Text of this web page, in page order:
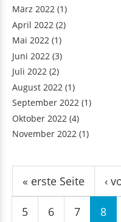
März 2022 (1)
April 2022 (2)
Mai 2022 (1)
Juni 2022 (3)
Juli 2022 (2)
August 2022 (1)
September 2022 (1)
Oktober 2022 (4)
November 2022 (1)
Seiten
« erste Seite ‹
5 6 7 8